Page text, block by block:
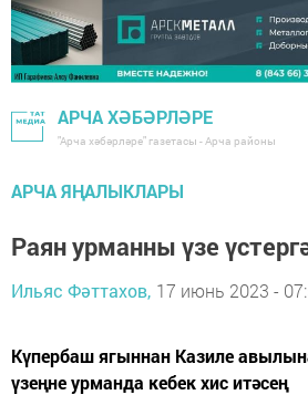
АРЧА ХӘБӘРЛӘРЕ
"Арча хәбәрләре" газетасы - Арча районы
АРЧА ЯҢАЛЫКЛАРЫ
Раян урманны үзе
Ильяс Фәттахов, 17 июнь 2023 -
Күпербаш ягыннан Казиле
үзеңне урманда кебек хис итәсең